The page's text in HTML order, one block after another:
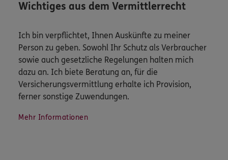
Wichtiges aus dem Vermittlerrecht
Ich bin verpflichtet, Ihnen Auskünfte zu meiner
Person zu geben. Sowohl Ihr Schutz als Verbraucher
sowie auch gesetzliche Regelungen halten mich
dazu an. Ich biete Beratung an, für die
Versicherungsvermittlung erhalte ich Provision,
ferner sonstige Zuwendungen.
Mehr Informationen